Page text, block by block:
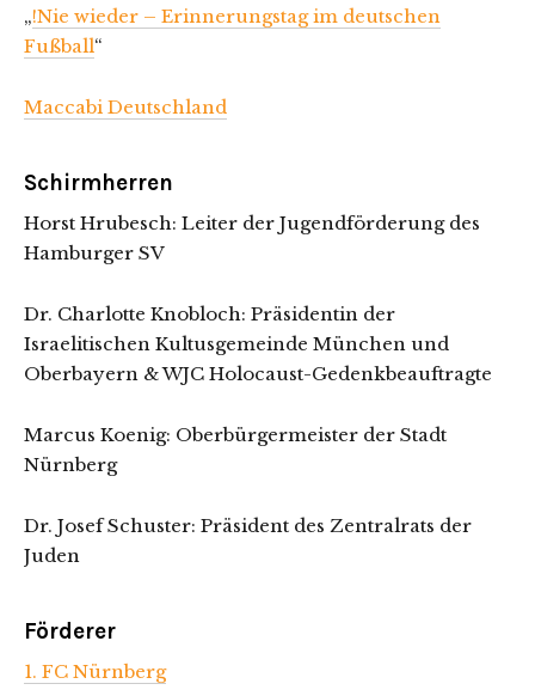
„!Nie wieder – Erinnerungstag im deutschen
Fußball“
Maccabi Deutschland
Schirmherren
Horst Hrubesch: Leiter der Jugendförderung des
Hamburger SV
Dr. Charlotte Knobloch: Präsidentin der
Israelitischen Kultusgemeinde München und
Oberbayern & WJC Holocaust-Gedenkbeauftragte
Marcus Koenig: Oberbürgermeister der Stadt
Nürnberg
Dr. Josef Schuster: Präsident des Zentralrats der
Juden
Förderer
1. FC Nürnberg